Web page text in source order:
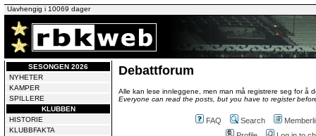
Uavhengig i 10069 dager
SESONGEN 2026
NYHETER
KAMPER
SPILLERE
KLUBBEN
HISTORIE
KLUBBFAKTA
Debattforum
Alle kan lese innleggene, men man må registrere seg for å
Everyone can read the posts, but you have to register
FAQ Search